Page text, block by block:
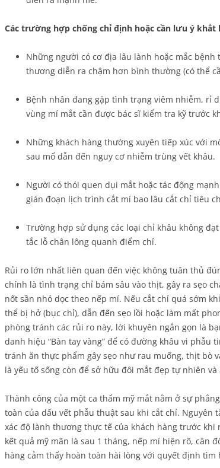
Các trường hợp chống chỉ định hoặc cần lưu ý khắt
Những người có cơ địa lâu lành hoặc mắc
thương diễn ra chậm hơn bình thường (có thể
Bệnh nhân đang gặp tình trạng viêm nhiễm, rỉ
vùng mí mắt cần được bác sĩ kiểm tra kỹ trước
Những khách hàng thường xuyên tiếp xúc với
sau mổ dẫn đến nguy cơ nhiễm trùng vết khâu.
Người có thói quen dụi mắt hoặc tác động
gián đoạn lịch trình cắt mí bao lâu cắt chỉ tiêu
Trường hợp sử dụng các loại chỉ khâu không
tắc lỗ chân lông quanh điểm chỉ.
Rủi ro lớn nhất liên quan đến việc không tuân thủ
chính là tình trạng chỉ bám sâu vào thịt, gây ra sẹo
nốt sần nhỏ dọc theo nếp mí. Nếu cắt chỉ quá sớm
thể bị hở (bục chỉ), dẫn đến sẹo lồi hoặc làm mất
phòng tránh các rủi ro này, lời khuyên ngắn gọn là
danh hiệu “Bàn tay vàng” để có đường khâu vi phẫu
tránh ăn thực phẩm gây sẹo như rau muống, thịt bò
là yếu tố sống còn để sở hữu đôi mắt đẹp tự nhiên
Thành công của một ca thẩm mỹ mắt nằm ở sự
toàn của dấu vết phẫu thuật sau khi cắt chỉ. Nguyên
xác độ lành thương thực tế của khách hàng trước
kết quả mỹ mãn là sau 1 tháng, nếp mí hiện rõ, cân
hàng cảm thấy hoàn toàn hài lòng với quyết định